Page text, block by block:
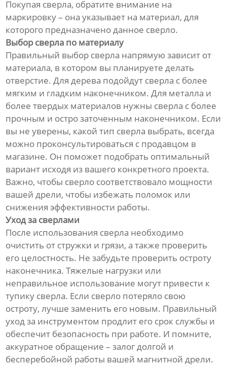
Покупая сверла, обратите внимание на
маркировку – она указывает на материал, для
которого предназначено данное сверло.
Выбор сверла по материалу
Правильный выбор сверла напрямую зависит от
материала, в котором вы планируете делать
отверстие. Для дерева подойдут сверла с более
мягким и гладким наконечником. Для металла и
более твердых материалов нужны сверла с более
прочным и остро заточенным наконечником. Если
вы не уверены, какой тип сверла выбрать, всегда
можно проконсультироваться с продавцом в
магазине. Он поможет подобрать оптимальный
вариант исходя из вашего конкретного проекта.
Важно, чтобы сверло соответствовало мощности
вашей дрели, чтобы избежать поломок или
снижения эффективности работы.
Уход за сверлами
После использования сверла необходимо
очистить от стружки и грязи, а также проверить
его целостность. Не забудьте проверить остроту
наконечника. Тяжелые нагрузки или
неправильное использование могут привести к
тупику сверла. Если сверло потеряло свою
остроту, лучше заменить его новым. Правильный
уход за инструментом продлит его срок службы и
обеспечит безопасность при работе. И помните,
аккуратное обращение – залог долгой и
бесперебойной работы вашей магнитной дрели.